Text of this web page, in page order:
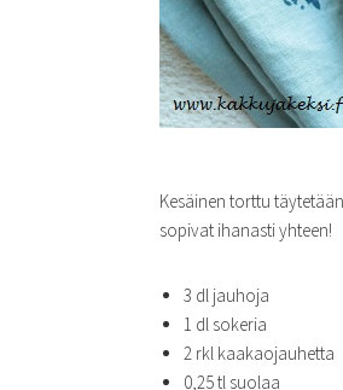
Kesäinen torttu
sopivat ihanasti yhteen!
3 dl jauhoja
1 dl sokeria
2 rkl kaakaojauhetta
0,25 tl suolaa